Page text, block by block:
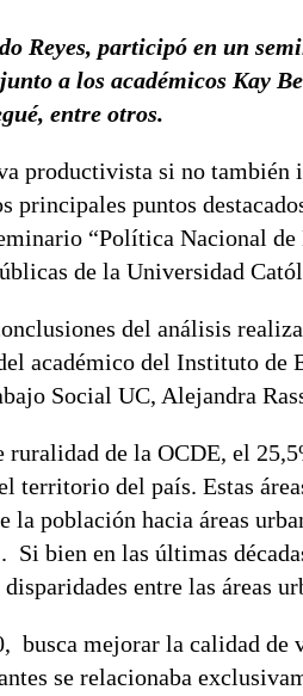
Reyes, participó en un
a los académicos Kay
entre otros.
productivista si no también
principales puntos
“Política Nacional
de la Universidad
del análisis
académico del Instituto
Social UC, Alejandra
de la OCDE, el
territorio del país. Estas
población hacia áreas
bien en las últimas
entre las áreas
busca mejorar la calidad de
se relacionaba